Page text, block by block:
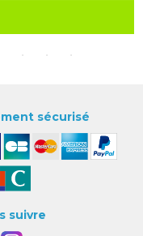
sécurisé
suivre